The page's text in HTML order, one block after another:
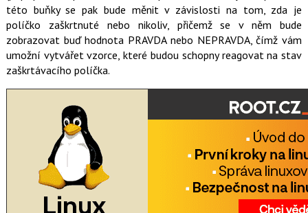
této buňky se pak bude měnit v závislosti na tom, zda je
políčko zaškrtnuté nebo nikoliv, přičemž se v něm bude
zobrazovat buď hodnota PRAVDA nebo NEPRAVDA, čímž vám
umožní vytvářet vzorce, které budou schopny reagovat na stav
zaškrtávacího políčka.